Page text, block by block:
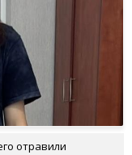
отравили